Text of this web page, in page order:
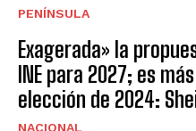
PENÍNSULA
Exagerada» la
INE para 2027; es
elección de 2024:
NACIONAL